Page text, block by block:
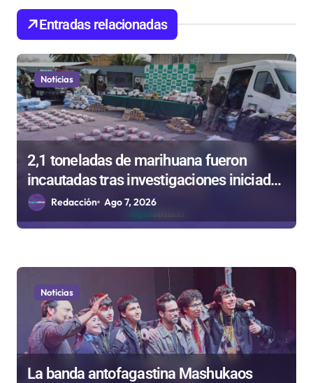
n
d
e
e
n
t
a
a
Entradas relacionadas
Noticias
2,1 toneladas de marihuana fueron
incautadas tras investigaciones iniciadas
en Antofagasta
Redacción Ago 7, 2026
Noticias
La banda antofagastina Mashukaos